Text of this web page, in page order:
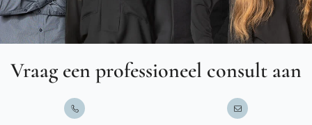
Vraag een professioneel consult aan